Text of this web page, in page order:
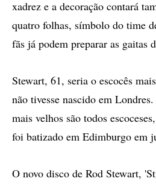
xadrez e a decoração contará
quatro folhas, símbolo do time
fãs já podem preparar as gaitas
Stewart, 61, seria o escocês
não tivesse nascido em
mais velhos são todos
foi batizado em Edimburgo em
O novo disco de Rod Stewart,